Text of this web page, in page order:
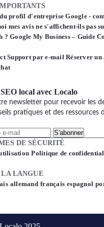
profil d'entreprise Google -
mes avis ne s'affichent-ils pas
?Google My Business – Guide
Support par e-mailRéserver un
local avec Localo
newsletter pour recevoir les
pratiques et des ressources
S'abonner
DE SÉCURITÉ
Politique de
LANGUE
allemand français espagnol